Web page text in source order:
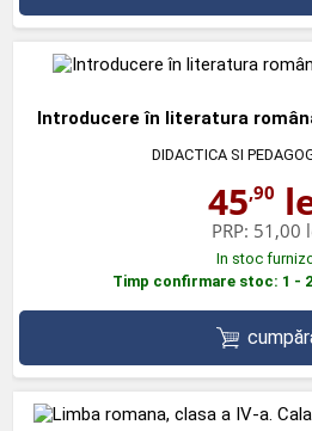
Introducere în literatura
DIDACTICA SI
45,90
PRP: 51,00
In stoc
Timp confirmare stoc: 1 -